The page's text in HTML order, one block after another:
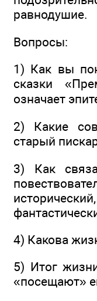
равнодушие.
Вопросы:
1) Как вы
сказки
означает
2) Какие
старый
3) Как
4) Какова
5) Итог
«посещают»